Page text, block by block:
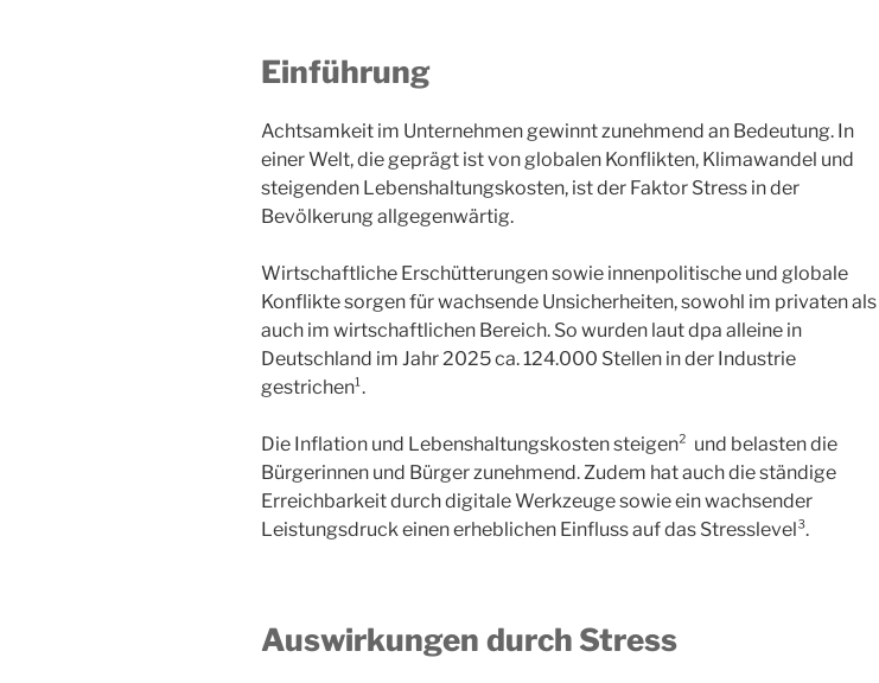
Einführung
Achtsamkeit im Unternehmen gewinnt zunehmend an Bedeutung. In
einer Welt, die geprägt ist von globalen Konflikten, Klimawandel und
steigenden Lebenshaltungskosten, ist der Faktor Stress in der
Bevölkerung allgegenwärtig.
Wirtschaftliche Erschütterungen sowie innenpolitische und globale
Konflikte sorgen für wachsende Unsicherheiten, sowohl im privaten als
auch im wirtschaftlichen Bereich. So wurden laut dpa alleine in
Deutschland im Jahr 2025 ca. 124.000 Stellen in der Industrie
gestrichen¹.
Die Inflation und Lebenshaltungskosten steigen² und belasten die
Bürgerinnen und Bürger zunehmend. Zudem hat auch die ständige
Erreichbarkeit durch digitale Werkzeuge sowie ein wachsender
Leistungsdruck einen erheblichen Einfluss auf das Stresslevel³.
Auswirkungen durch Stress